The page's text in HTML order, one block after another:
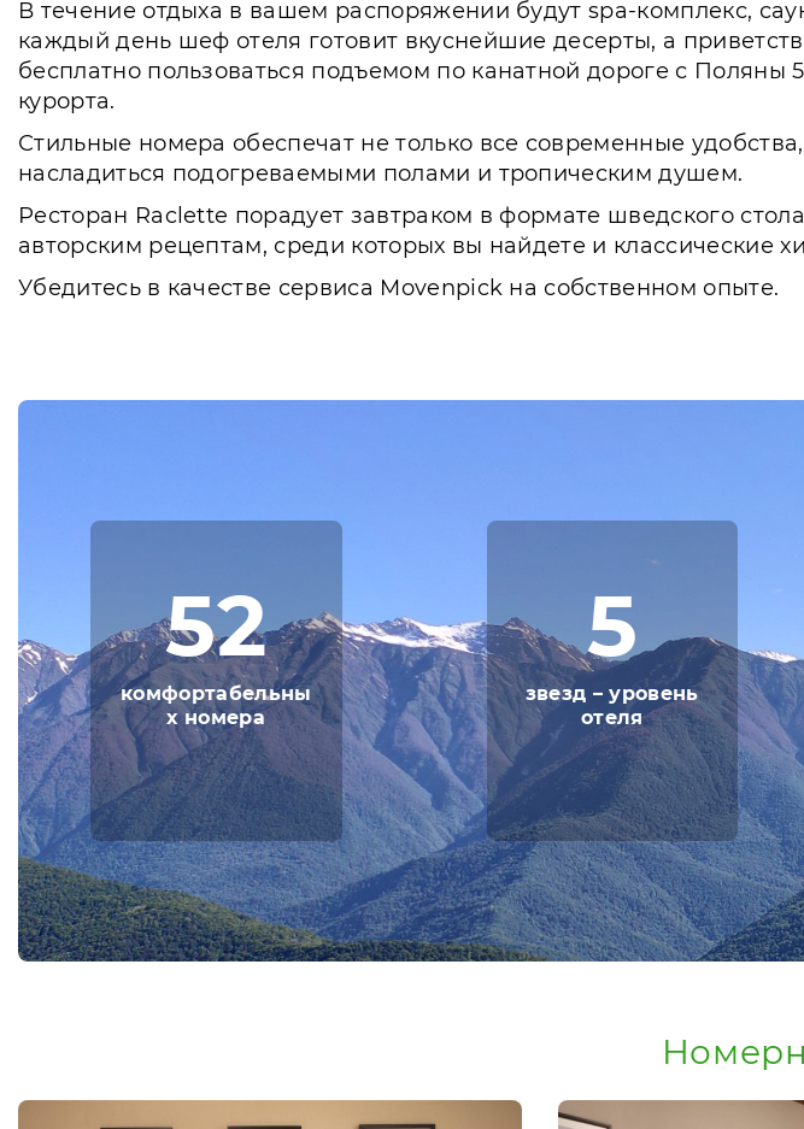
В течение отдыха в вашем распоряжении будут spa-комплекс,
каждый день шеф отеля готовит вкуснейшие десерты, а
бесплатно пользоваться подъемом по канатной дороге с
курорта.
Стильные номера обеспечат не только все современные
насладиться подогреваемыми полами и тропическим душем.
Ресторан Raclette порадует завтраком в формате шведского
авторским рецептам, среди которых вы найдете и классические
Убедитесь в качестве сервиса Movenpick на собственном опыте.
52
комфортабельны
х номера
5
звезд – уровень
отеля